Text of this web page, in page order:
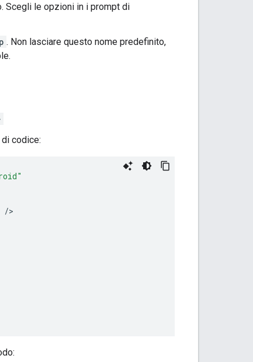
Scegli le opzioni in i prompt di
. Non lasciare questo nome predefinito,
codice:
/>